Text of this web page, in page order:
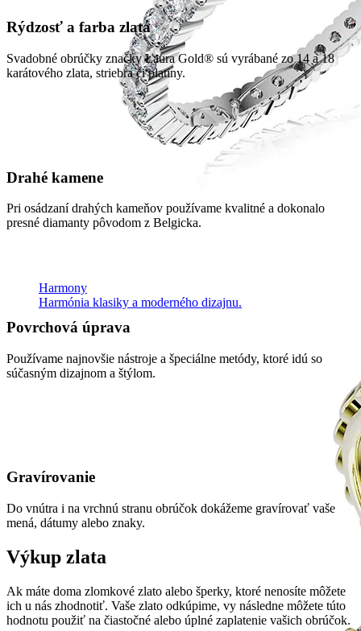
Harmony
Harmónia klasiky a moderného dizajnu.
Rýdzosť a farba zlata
Svadobné obrúčky značky Laura Gold® sú vyrábané zo 14 a 18
karátového zlata, striebra či platiny.
Drahé kamene
Pri osádzaní drahých kameňov používame kvalitné a dokonalo
presné diamanty pôvodom z Belgicka.
Povrchová úprava
Používame najnovšie nástroje a špeciálne metódy, ktoré idú so
súčasným dizajnom a štýlom.
Gravírovanie
Do vnútra i na vrchnú stranu obrúčok dokážeme gravírovať vaše
mená, dátumy alebo znaky.
Výkup zlata
Ak máte doma zlomkové zlato alebo šperky, ktoré nenosíte môžete
ich u nás zhodnotiť. Vaše zlato odkúpime, vy následne môžete túto
hodnotu použiť na čiastočné alebo úplné zaplatenie vašich obrúčok.